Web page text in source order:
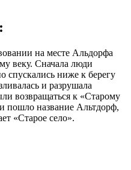
на месте Альдорфа
веку. Сначала люди
спускались ниже к берегу
и разрушала
возвращаться к «Старому
пошло название Альтдорф,
«Старое село».